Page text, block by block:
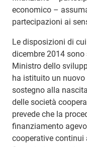
economico –
partecipazioni ai
Le disposizioni di
dicembre 2014
Ministro dello
ha istituito un
sostegno alla
delle società
prevede che la
finanziamento
cooperative continui